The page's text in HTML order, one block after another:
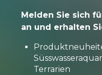
Melden Sie sich
an und erhalten
Terrarien